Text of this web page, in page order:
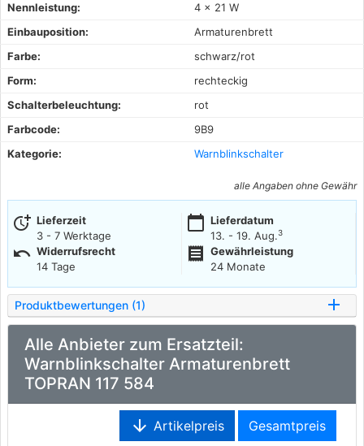
Nennleistung:
4 x 21 W
Einbauposition:
Armaturenbrett
Farbe:
schwarz/rot
Form:
rechteckig
Schalterbeleuchtung:
rot
Farbcode:
9B9
Kategorie:
Warnblinkschalter
alle Angaben ohne Gewähr
more_time Lieferzeit
3 - 7 Werktage
calendar_today Lieferdatum
13. - 19. Aug.3
undo Widerrufsrecht
14 Tage
receipt
Gewährleistung
24 Monate
Produktbewertungen (1)
Alle Anbieter zum Ersatzteil:
Warnblinkschalter Armaturenbrett
TOPRAN 117 584
arrow_downward Artikelpreis Gesamtpreis